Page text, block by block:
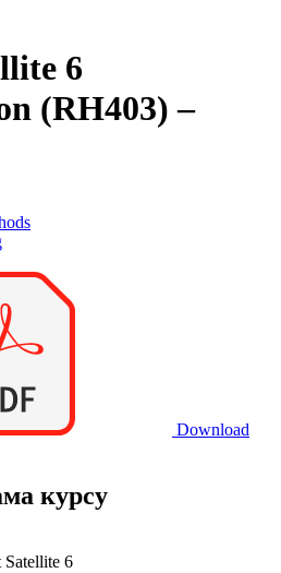
6
(RH403) –
Download
курсу
Satellite 6